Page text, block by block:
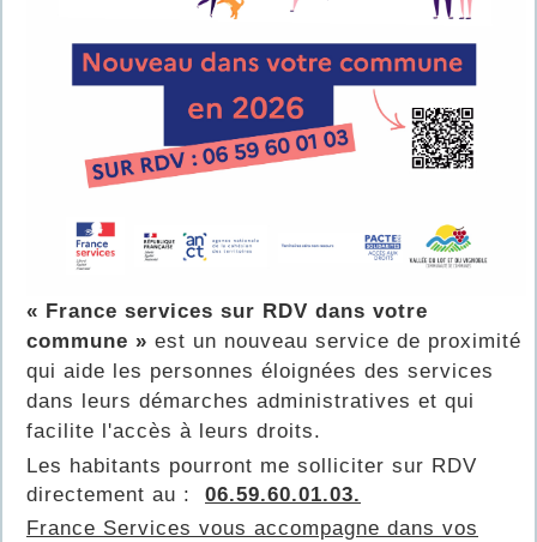
« France services sur RDV dans votre
commune » est un nouveau service de proximité
qui aide les personnes éloignées des services
dans leurs démarches administratives et qui
facilite l'accès à leurs droits.
Les habitants pourront me solliciter sur RDV
directement au : 06.59.60.01.03.
France Services vous accompagne dans vos